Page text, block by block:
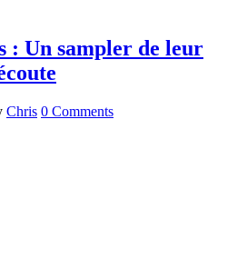
: Un sampler de leur
Chris 0 Comments